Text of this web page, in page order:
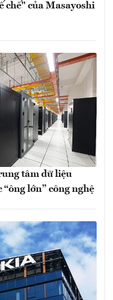
chế" của Masayoshi
tâm dữ liệu
lớn” công nghệ